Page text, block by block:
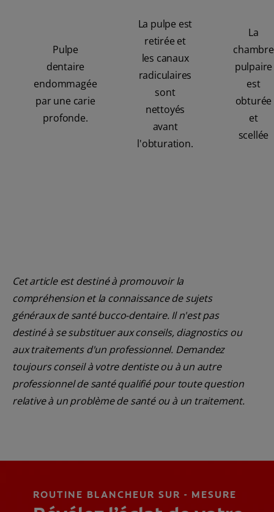
Pulpe
dentaire
endommagée
par une carie
profonde.
La pulpe est
retirée et
les canaux
radiculaires
sont
nettoyés
avant
l'obturation.
La
chambre
pulpaire
est
obturée
et
scellée
Cet article est destiné à promouvoir la
compréhension et la connaissance de sujets
généraux de santé bucco-dentaire. Il n'est pas
destiné à se substituer aux conseils, diagnostics ou
aux traitements d'un professionnel. Demandez
toujours conseil à votre dentiste ou à un autre
professionnel de santé qualifié pour toute question
relative à un problème de santé ou à un traitement.
ROUTINE BLANCHEUR SUR - MESURE